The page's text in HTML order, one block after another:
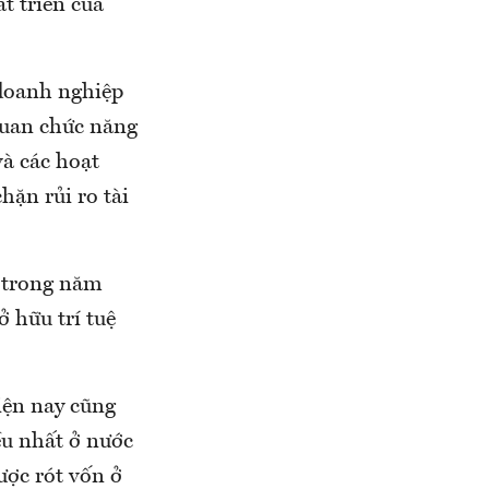
triển của
nghiệp
chức năng
các hoạt
rủi ro tài
năm
hữu trí tuệ
nay cũng
nhất ở nước
rót vốn ở